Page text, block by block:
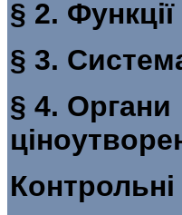
§ 2.
§
§ 4. Органи